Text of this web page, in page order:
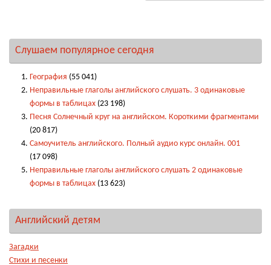
Слушаем популярное сегодня
География (55 041)
Неправильные глаголы английского слушать. 3 одинаковые
формы в таблицах (23 198)
Песня Солнечный круг на английском. Короткими фрагментами
(20 817)
Самоучитель английского. Полный аудио курс онлайн. 001
(17 098)
Неправильные глаголы английского слушать 2 одинаковые
формы в таблицах (13 623)
Английский детям
Загадки
Стихи и песенки